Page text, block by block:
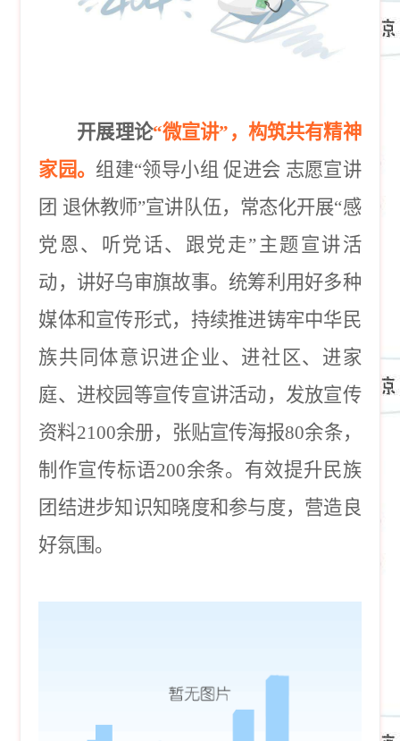
开展理论“微宣讲”，构筑共有精神
家园。 组建“领导小组 促进会 志愿宣讲
团 退休教师”宣讲队伍，常态化开展“感
党恩、听党话、跟党走”主题宣讲活
动，讲好乌审旗故事。统筹利用好多种
媒体和宣传形式，持续推进铸牢中华民
族共同体意识进企业、进社区、进家
庭、进校园等宣传宣讲活动，发放宣传
资料2100余册，张贴宣传海报80余条，
制作宣传标语200余条。有效提升民族
团结进步知识知晓度和参与度，营造良
好氛围。